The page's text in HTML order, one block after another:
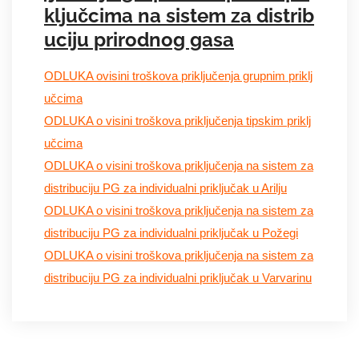
ključcima na sistem za distrib
uciju prirodnog gasa
ODLUKA ovisini troškova priključenja grupnim priklj
učcima
ODLUKA o visini troškova priključenja tipskim priklj
učcima
ODLUKA o visini troškova priključenja na sistem za
distribuciju PG za individualni priključak u Arilju
ODLUKA o visini troškova priključenja na sistem za
distribuciju PG za individualni priključak u Požegi
ODLUKA o visini troškova priključenja na sistem za
distribuciju PG za individualni priključak u Varvarinu